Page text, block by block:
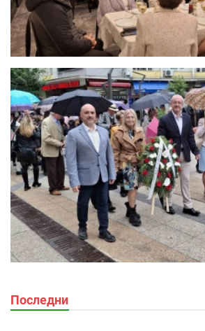
Последни